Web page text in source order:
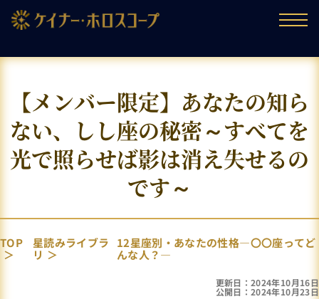
【メンバー限定】あなたの知ら
ない、しし座の秘密～すべてを
光で照らせば影は消え失せるの
です～
TOP
星読みライブラ
リ
12星座別・あなたの性格―〇〇座ってど
んな人？―
更新日：2024年10月16日
公開日：2024年10月23日